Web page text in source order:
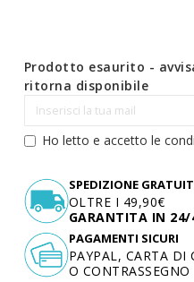
Prodotto esaurito -
ritorna disponibile
Ho letto e accetto le
SPEDIZIONE
OLTRE I 49,90€
GARANTITA IN 24/
PAGAMENTI SICURI
PAYPAL, CARTA DI
O CONTRASSEGNO